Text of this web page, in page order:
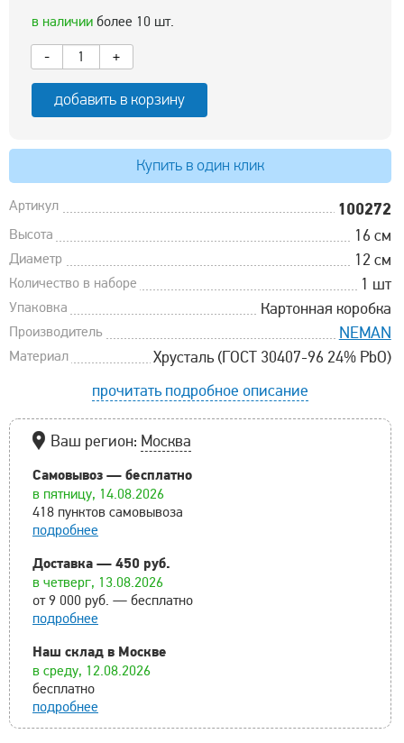
в наличии более 10 шт.
-
+
добавить в корзину
Купить в один клик
Артикул 100272
Высота 16 см
Диаметр 12 см
Количество в наборе 1 шт
Упаковка Картонная коробка
Производитель NEMAN
Материал
Хрусталь (ГОСТ 30407-96 24% PbO)
прочитать подробное описание
Ваш регион: Москва
Самовывоз — бесплатно
в пятницу, 14.08.2026
418 пунктов самовывоза
подробнее
Доставка — 450 руб.
в четверг, 13.08.2026
от 9 000 руб. — бесплатно
подробнее
Наш склад в Москве
в среду, 12.08.2026
бесплатно
подробнее